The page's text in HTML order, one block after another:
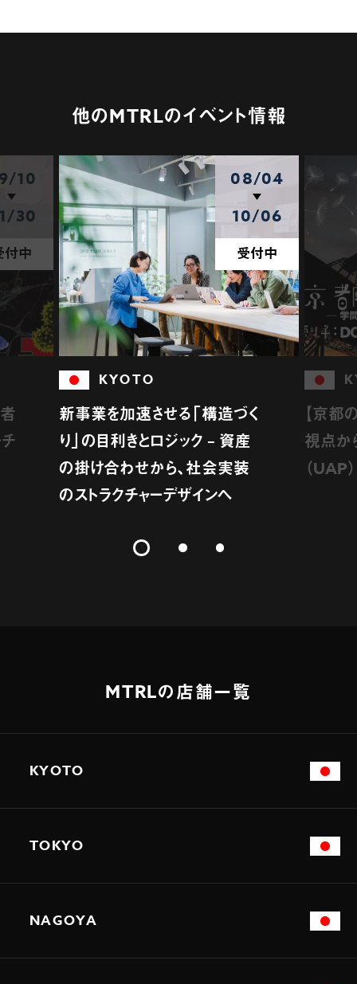
他のMTRLのイベント情報
10
30
付中
08/04
10/06
受付中
KYOTO
新事業を加速させる「構造づく
り」の目利きとロジック – 資産
の掛け合わせから、社会実装
のストラクチャーデザインへ
【京都
視点か
（UAP
MTRLの店舗一覧
KYOTO
TOKYO
NAGOYA